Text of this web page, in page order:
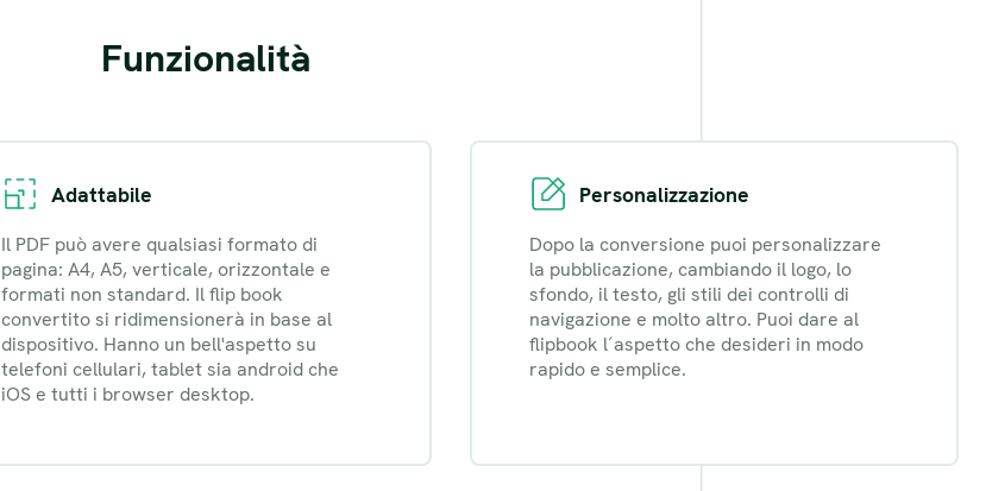
Funzionalità
Adattabile
Il PDF può avere qualsiasi formato di
pagina: A4, A5, verticale, orizzontale e
formati non standard. Il flip book
convertito si ridimensionerà in base al
dispositivo. Hanno un bell'aspetto su
telefoni cellulari, tablet sia android che
iOS e tutti i browser desktop.
Personalizzazione
Dopo la conversione puoi personalizzare
la pubblicazione, cambiando il logo, lo
sfondo, il testo, gli stili dei controlli di
navigazione e molto altro. Puoi dare al
flipbook l´aspetto che desideri in modo
rapido e semplice.